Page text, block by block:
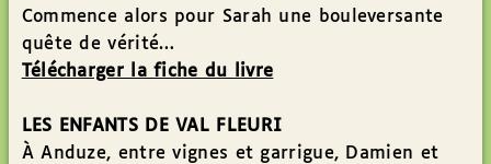
Commence alors pour Sarah une bouleversante
quête de vérité…
Télécharger la fiche du livre
LES ENFANTS DE VAL FLEURI
À Anduze, entre vignes et garrigue, Damien et